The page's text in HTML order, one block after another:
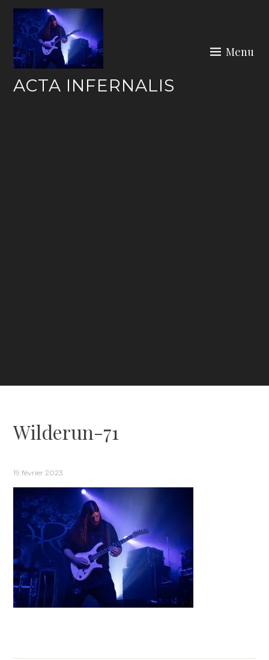
Skip
content
ACTA INFERNALIS
Menu
Wilderun-71
19 février 2023